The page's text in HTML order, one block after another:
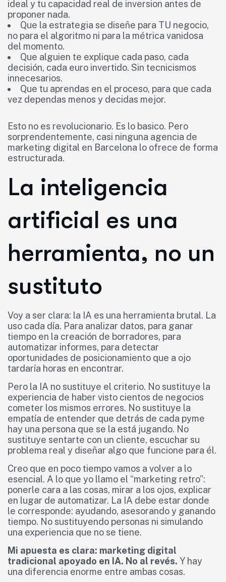
ideal y tu capacidad real de inversion antes de
proponer nada.
Que la estrategia se diseñe para TU negocio,
no para el algoritmo ni para la métrica vanidosa
del momento.
Que alguien te explique cada paso, cada
decisión, cada euro invertido. Sin tecnicismos
innecesarios.
Que tu aprendas en el proceso, para que cada
vez dependas menos y decidas mejor.
Esto no es revolucionario. Es lo basico. Pero
sorprendentemente, casi ninguna agencia de
marketing digital en Barcelona lo ofrece de forma
estructurada.
La inteligencia
artificial es una
herramienta, no un
sustituto
Voy a ser clara: la IA es una herramienta brutal. La
uso cada día. Para analizar datos, para ganar
tiempo en la creación de borradores, para
automatizar informes, para detectar
oportunidades de posicionamiento que a ojo
tardaría horas en encontrar.
Pero la IA no sustituye el criterio. No sustituye la
experiencia de haber visto cientos de negocios
cometer los mismos errores. No sustituye la
empatía de entender que detrás de cada pyme
hay una persona que se la está jugando. No
sustituye sentarte con un cliente, escuchar su
problema real y diseñar algo que funcione para él.
Creo que en poco tiempo vamos a volver a lo
esencial. A lo que yo llamo el “marketing retro”:
ponerle cara a las cosas, mirar a los ojos, explicar
en lugar de automatizar. La IA debe estar donde
le corresponde: ayudando, asesorando y ganando
tiempo. No sustituyendo personas ni simulando
una experiencia que no se tiene.
Mi apuesta es clara: marketing digital
tradicional apoyado en IA. No al revés. Y hay
una diferencia enorme entre ambas cosas.